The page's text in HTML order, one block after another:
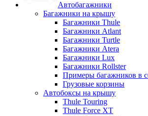
Автобагажники
Багажники на крышу
Багажники Thule
Багажники Atlant
Багажники Turtle
Багажники Atera
Багажники Lux
Багажники Rollster
Примеры багажников в
Грузовые корзины
Автобоксы на крышу
Thule Touring
Thule Force XT